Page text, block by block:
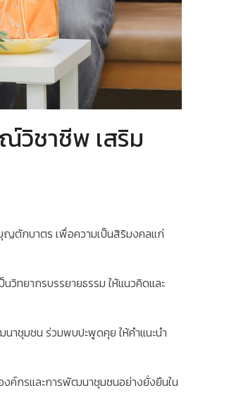
วิชาชีพ เสริม
ตักบาตร เพื่อความเป็นสิริมงคลแก่
วิทยากรบรรยายธรรม ให้แนวคิดและ
าชุมชน ร่วมพบปะพูดคุย ให้คำแนะนำ
ค์กรและการพัฒนาชุมชนอย่างยั่งยืนใน